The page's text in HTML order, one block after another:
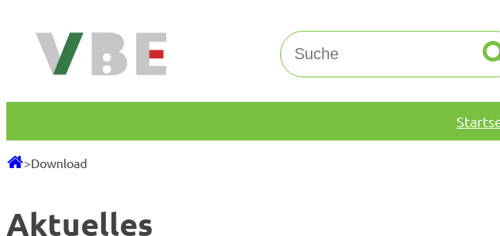
Inhalt
springen
Suchen
>Download
Aktuelles